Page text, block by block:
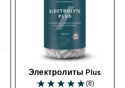
Электролиты Plus
(8)